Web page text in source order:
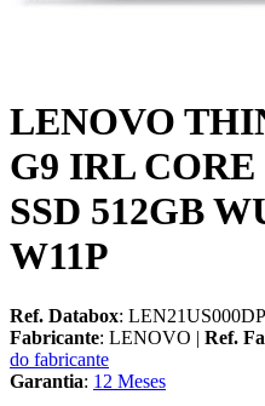
LENOVO
G9 IRL CORE
SSD 512GB
W11P
Ref. Databox:
Fabricante: LENOVO | Ref.
do fabricante
Garantia: 12 Meses